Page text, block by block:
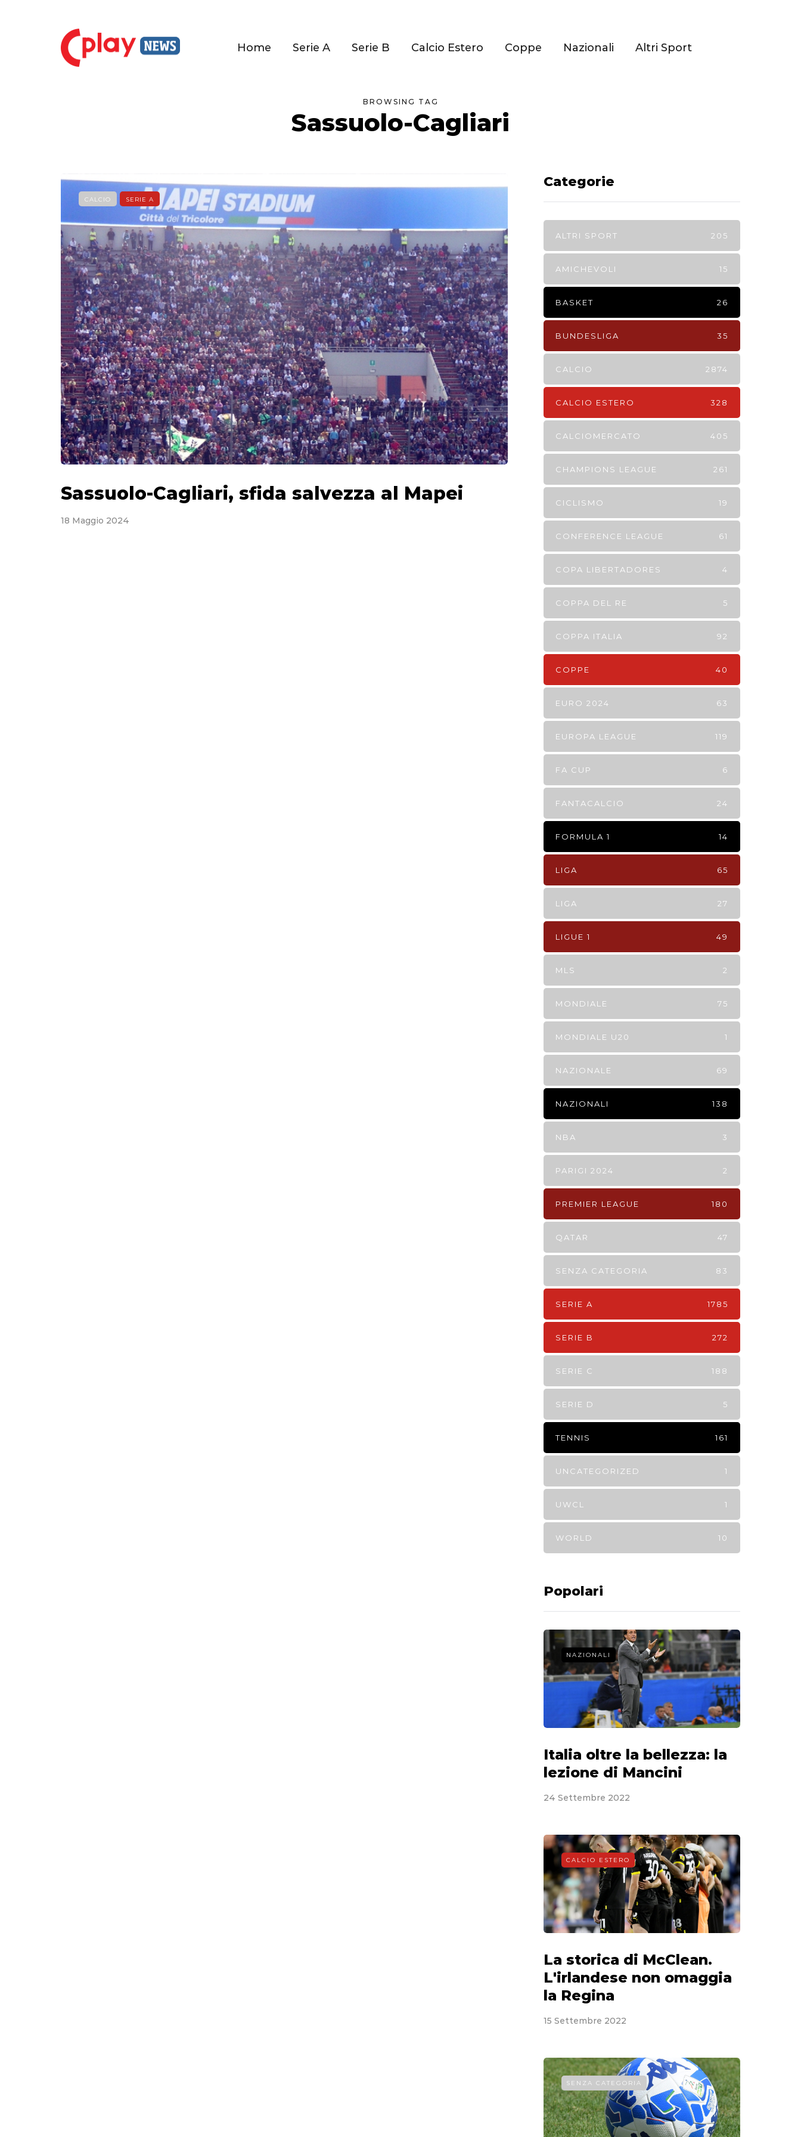
Home Serie A Serie B Calcio Estero Coppe Nazionali Altri Sport
BROWSING TAG
Sassuolo-Cagliari
CALCIO SERIE A
Sassuolo-Cagliari, sfida salvezza al Mapei
18 Maggio 2024
Categorie
ALTRI SPORT 205
AMICHEVOLI 15
BASKET 26
BUNDESLIGA 35
CALCIO 2874
CALCIO ESTERO 328
CALCIOMERCATO 405
CHAMPIONS LEAGUE 261
CICLISMO 19
CONFERENCE LEAGUE 61
COPA LIBERTADORES 4
COPPA DEL RE 5
COPPA ITALIA 92
COPPE 40
EURO 2024 63
EUROPA LEAGUE 119
FA CUP 6
FANTACALCIO 24
FORMULA 1 14
LIGA 65
LIGA 27
LIGUE 1 49
MLS 2
MONDIALE 75
MONDIALE U20 1
NAZIONALE 69
NAZIONALI 138
NBA 3
PARIGI 2024 2
PREMIER LEAGUE 180
QATAR 47
SENZA CATEGORIA 83
SERIE A 1785
SERIE B 272
SERIE C 188
SERIE D 5
TENNIS 161
UNCATEGORIZED 1
UWCL 1
WORLD 10
Popolari
NAZIONALI
Italia oltre la bellezza: la
lezione di Mancini
24 Settembre 2022
CALCIO ESTERO
La storica di McClean.
L'irlandese non omaggia
la Regina
15 Settembre 2022
SENZA CATEGORIA